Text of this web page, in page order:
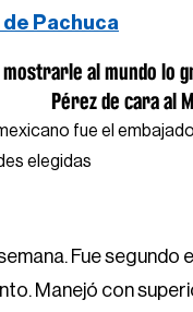
Pachuca
mostrarle al mundo lo
Pérez de cara al
fue el
elegidas
Fue segundo
Manejó con